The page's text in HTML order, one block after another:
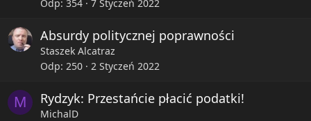
Odp 354 7 Styczeń 2022
Absurdy politycznej poprawności
Staszek Alcatraz
Odp 250 2 Styczeń 2022
M Rydzyk: Przestańcie płacić podatki!
MichalD